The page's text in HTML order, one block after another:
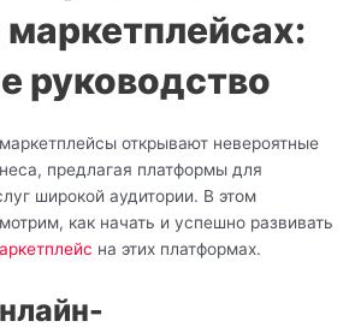
маркетплейсах:
руководство
открывают невероятные
предлагая платформы для
широкой аудитории. В этом
как начать и успешно развивать
на этих платформах.